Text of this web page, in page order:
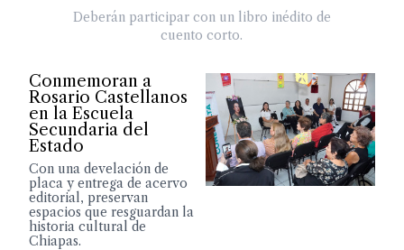
Deberán participar con un libro inédito de
cuento corto.
Conmemoran a
Rosario Castellanos
en la Escuela
Secundaria del
Estado
Con una develación de
placa y entrega de acervo
editorial, preservan
espacios que resguardan la
historia cultural de
Chiapas.